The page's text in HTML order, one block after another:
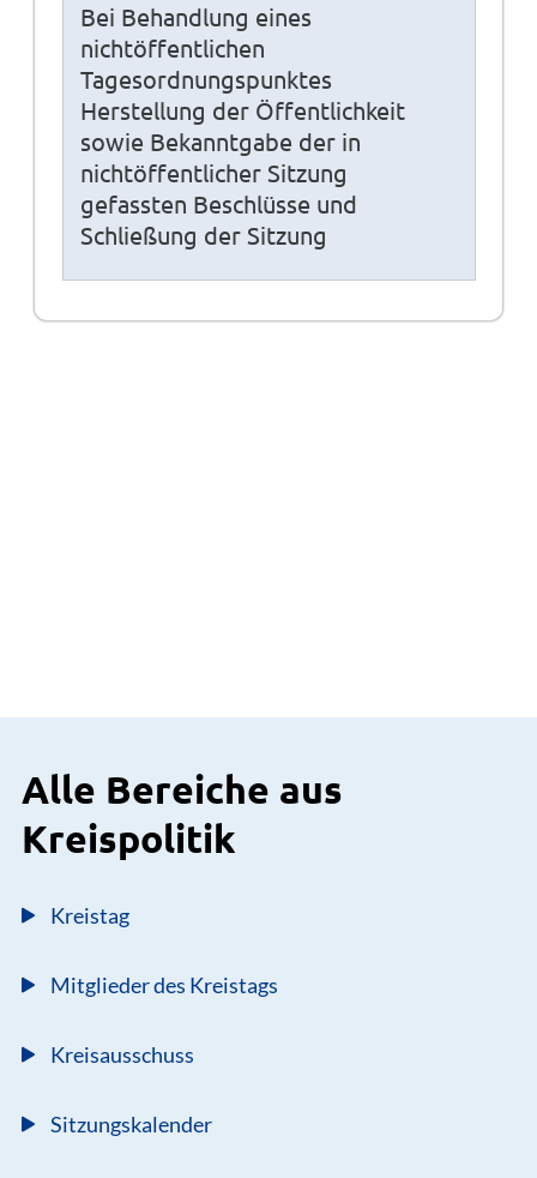
Bei Behandlung eines
nichtöffentlichen
Tagesordnungspunktes
Herstellung der Öffentlichkeit
sowie Bekanntgabe der in
nichtöffentlicher Sitzung
gefassten Beschlüsse und
Schließung der Sitzung
Alle Bereiche aus
Kreispolitik
Kreistag
Mitglieder des Kreistags
Kreisausschuss
Sitzungskalender